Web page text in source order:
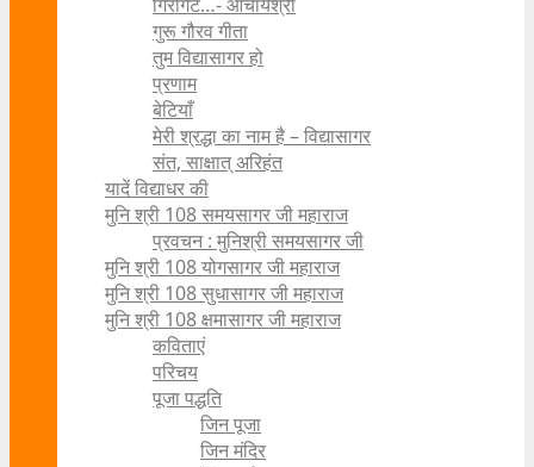
गुरू गौरव गीता
तुम विद्यासागर हो
प्रणाम
बेटियाँ
मेरी श्रद्धा का नाम है – विद्यासागर
संत, साक्षात् अरिहंत
यादें विद्याधर की
मुनि श्री 108 समयसागर जी महाराज
प्रवचन : मुनिश्री समयसागर जी
मुनि श्री 108 योगसागर जी महाराज
मुनि श्री 108 सुधासागर जी महाराज
मुनि श्री 108 क्षमासागर जी महाराज
कविताएं
परिचय
पूजा पद्धति
जिन पूजा
जिन मंदिर